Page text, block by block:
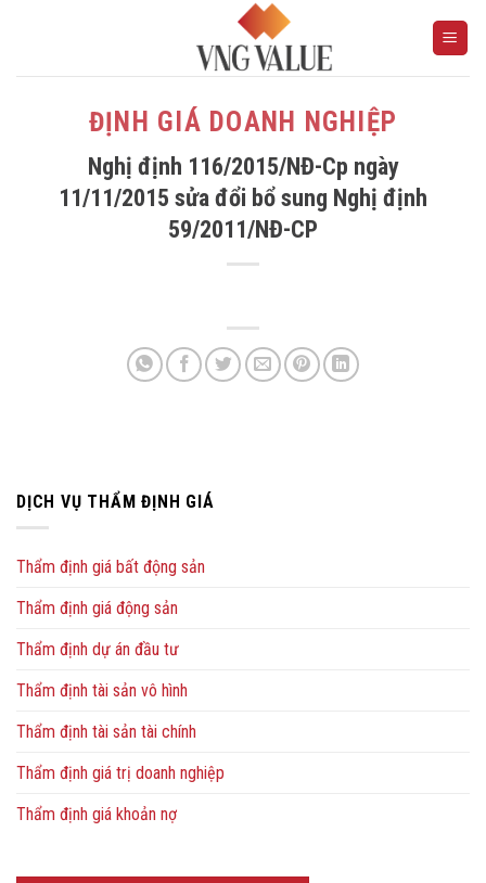
ĐỊNH GIÁ DOANH NGHIỆP
Nghị định 116/2015/NĐ-Cp ngày
11/11/2015 sửa đổi bổ sung Nghị định
59/2011/NĐ-CP
DỊCH VỤ THẨM ĐỊNH GIÁ
Thẩm định giá bất động sản
Thẩm định giá động sản
Thẩm định dự án đầu tư
Thẩm định tài sản vô hình
Thẩm định tài sản tài chính
Thẩm định giá trị doanh nghiệp
Thẩm định giá khoản nợ